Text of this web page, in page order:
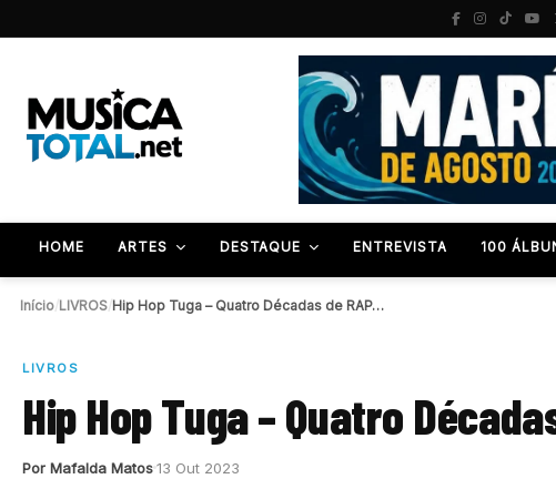
HOME ARTES DESTAQUE ENTREVISTA 100
Início LIVROS Hip Hop Tuga – Quatro Décadas de RAP…
LIVROS
Hip Hop Tuga – Quatro
Por Mafalda Matos13 Out 2023